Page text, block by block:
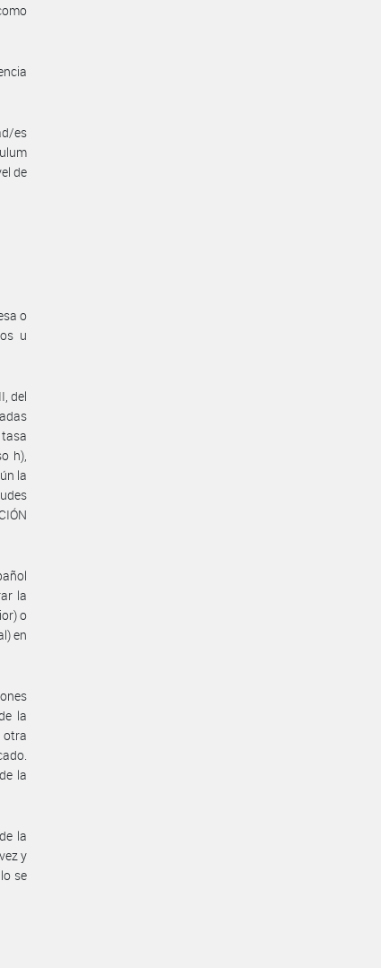
es
de
o
u
del
h),
la
la
o
en
la
la
la
y
se